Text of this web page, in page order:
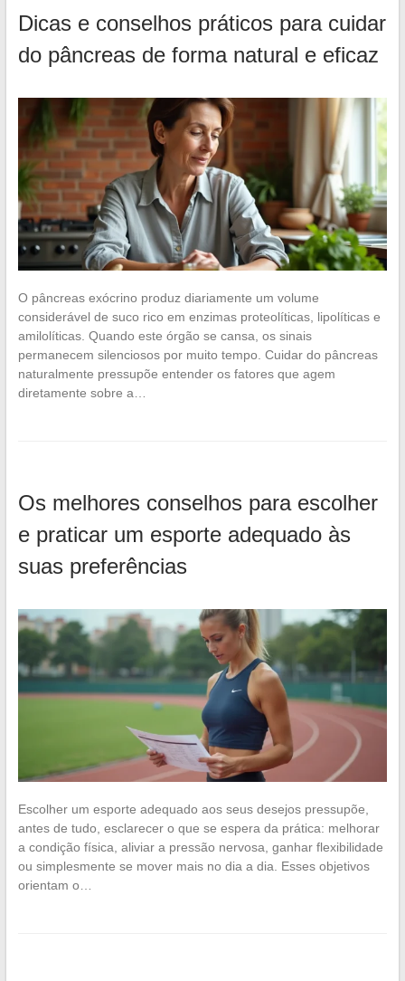
Dicas e conselhos práticos para cuidar
do pâncreas de forma natural e eficaz
O pâncreas exócrino produz diariamente um volume
considerável de suco rico em enzimas proteolíticas, lipolíticas e
amilolíticas. Quando este órgão se cansa, os sinais
permanecem silenciosos por muito tempo. Cuidar do pâncreas
naturalmente pressupõe entender os fatores que agem
diretamente sobre a…
Os melhores conselhos para escolher
e praticar um esporte adequado às
suas preferências
Escolher um esporte adequado aos seus desejos pressupõe,
antes de tudo, esclarecer o que se espera da prática: melhorar
a condição física, aliviar a pressão nervosa, ganhar flexibilidade
ou simplesmente se mover mais no dia a dia. Esses objetivos
orientam o…